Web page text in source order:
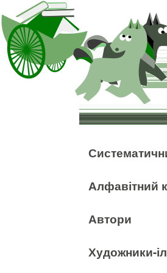
Алфавітний
Автори
Художники-